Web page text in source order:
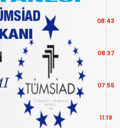
08:43
08:37
07:55
11:19